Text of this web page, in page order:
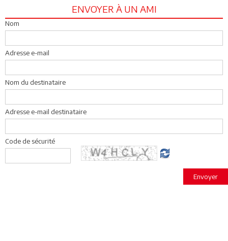
ENVOYER À UN AMI
Nom
Adresse e-mail
Nom du destinataire
Adresse e-mail destinataire
Code de sécurité
Envoyer